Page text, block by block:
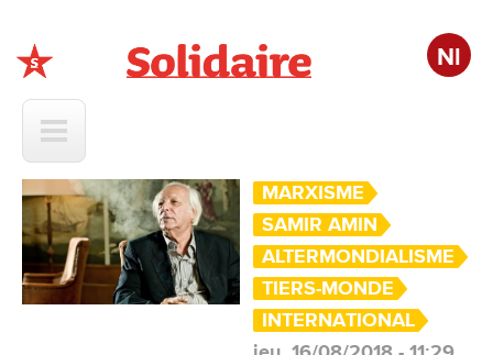
Nl
MARXISME
SAMIR AMIN
ALTERMONDIALISME
TIERS-MONDE
INTERNATIONAL